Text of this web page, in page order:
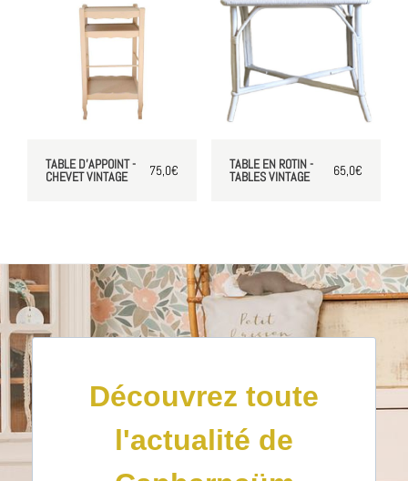
TABLE D'APPOINT -
CHEVET VINTAGE 75,0€ TABLE EN ROTIN -
TABLES VINTAGE 65,0€